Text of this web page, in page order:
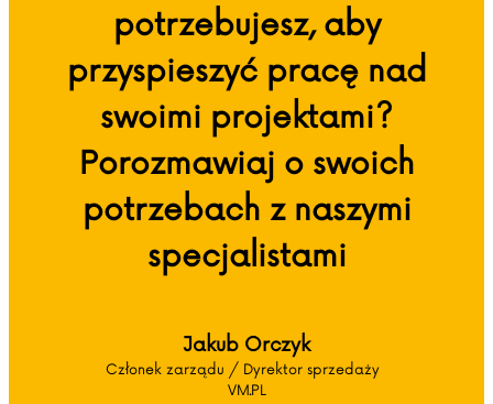
potrzebujesz, aby
przyspieszyć pracę nad
swoimi projektami?
Porozmawiaj o swoich
potrzebach z naszymi
specjalistami
Jakub Orczyk
Członek zarządu / Dyrektor sprzedaży
VM.PL